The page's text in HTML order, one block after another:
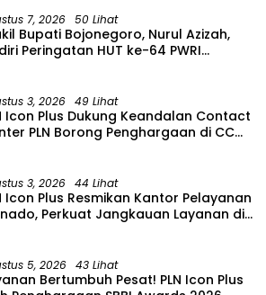
7, 2026 50 Lihat
Bupati Bojonegoro, Nurul Azizah,
Peringatan HUT ke-64 PWRI
3, 2026 49 Lihat
Icon Plus Dukung Keandalan Contact
PLN Borong Penghargaan di CCW
3, 2026 44 Lihat
Icon Plus Resmikan Kantor Pelayanan
Perkuat Jangkauan Layanan di
5, 2026 43 Lihat
Bertumbuh Pesat! PLN Icon Plus